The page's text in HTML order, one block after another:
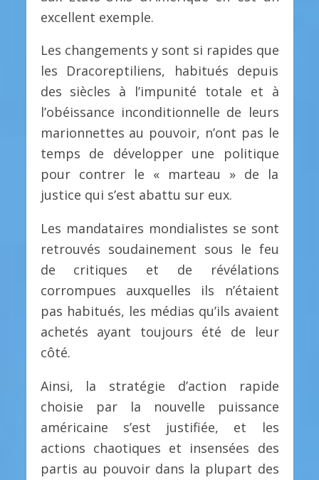
excellent exemple.
Les changements y sont si rapides que
les Dracoreptiliens, habitués depuis
des siècles à l’impunité totale et à
l’obéissance inconditionnelle de leurs
marionnettes au pouvoir, n’ont pas le
temps de développer une politique
pour contrer le « marteau » de la
justice qui s’est abattu sur eux.
Les mandataires mondialistes se sont
retrouvés soudainement sous le feu
de critiques et de révélations
corrompues auxquelles ils n’étaient
pas habitués, les médias qu’ils avaient
achetés ayant toujours été de leur
côté.
Ainsi, la stratégie d’action rapide
choisie par la nouvelle puissance
américaine s’est justifiée, et les
actions chaotiques et insensées des
partis au pouvoir dans la plupart des